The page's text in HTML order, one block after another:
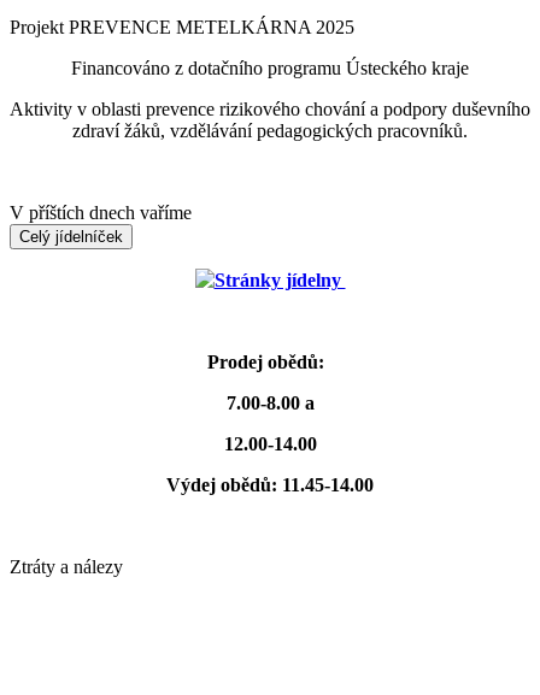
Projekt PREVENCE METELKÁRNA 2025
Financováno z dotačního programu Ústeckého kraje
Aktivity v oblasti prevence rizikového chování a podpory duševního
zdraví žáků, vzdělávání pedagogických pracovníků.
V příštích dnech vaříme
Celý jídelníček
Stránky jídelny
Prodej obědů:
7.00-8.00 a
12.00-14.00
Výdej obědů: 11.45-14.00
Ztráty a nálezy